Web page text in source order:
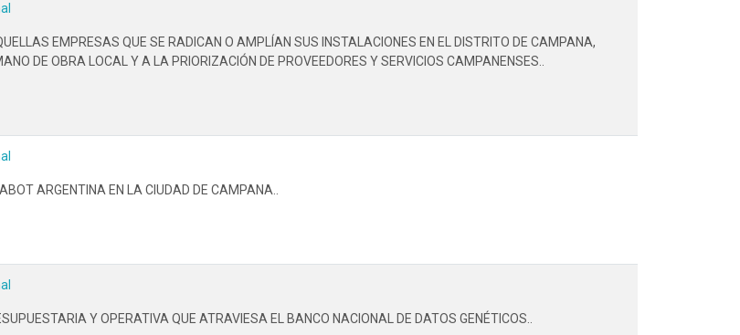
EMPRESAS QUE SE RADICAN O AMPLÍAN SUS INSTALACIONES EN EL DISTRITO DE CAMPANA,
DE OBRA LOCAL Y A LA PRIORIZACIÓN DE PROVEEDORES Y SERVICIOS CAMPANENSES..
ARGENTINA EN LA CIUDAD DE CAMPANA..
Y OPERATIVA QUE ATRAVIESA EL BANCO NACIONAL DE DATOS GENÉTICOS..